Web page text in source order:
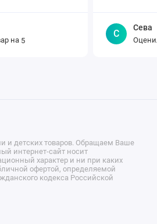
на 5
С
Сева
и детских товаров. Обращаем Ваше
интернет-сайт носит
характер и ни при каких
офертой, определяемой
кодекса Российской